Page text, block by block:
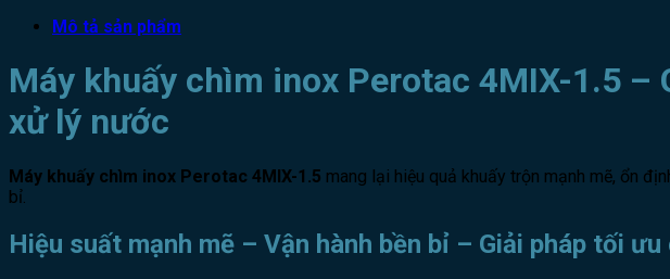
Mô tả sản phẩm
Máy khuấy chìm inox Perotac 4MIX-1.5
xử lý nước
Máy khuấy chìm inox Perotac 4MIX-1.5 mang lại hiệu quả khuấy trộn mạnh mẽ, ổn
bỉ.
Hiệu suất mạnh mẽ – Vận hành bền bỉ – Giải pháp tối